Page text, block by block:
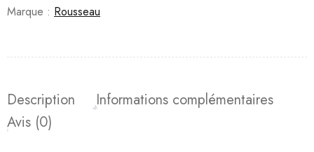
Marque : Rousseau
Description
Informations complémentaires
Avis (0)